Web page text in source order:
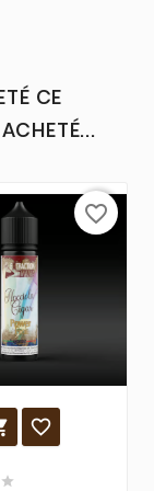
CE


favorite_border